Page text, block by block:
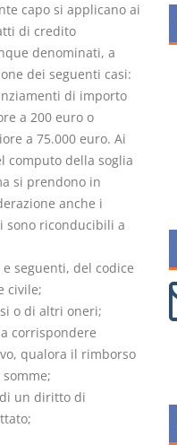
capo si applicano ai
di credito
denominati, a
dei seguenti casi:
di importo
a 200 euro o
a 75.000 euro. Ai
computo della soglia
si prendono in
anche i
sono riconducibili a
seguenti, del codice
civile;
o di altri oneri;
corrispondere
qualora il rimborso
un diritto di
I Singoli Contratti
D. Minussi
Versione ebook € 5,99
(iva incl.)